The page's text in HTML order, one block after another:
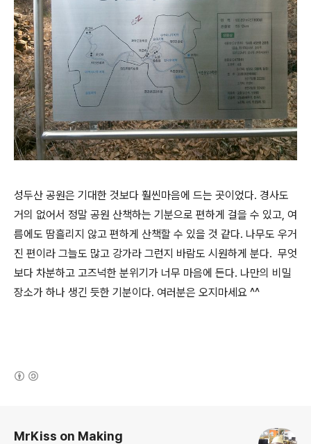
성두산 공원은 기대한 것보다 훨씬마음에 드는 곳이었다. 경사도
거의 없어서 정말 공원 산책하는 기분으로 편하게 걸을 수 있고, 여
름에도 땀흘리지 않고 편하게 산책할 수 있을 것 같다. 나무도 우거
진 편이라 그늘도 많고 강가라 그런지 바람도 시원하게 분다. 무엇
보다 차분하고 고즈넉한 분위기가 너무 마음에 든다. 나만의 비밀
장소가 하나 생긴 듯한 기분이다. 여러분은 오지마세요 ^^
MrKiss on Making